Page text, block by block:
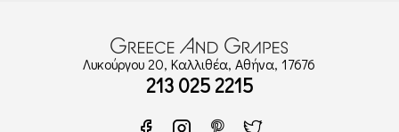
Λυκούργου 20, Καλλιθέα, Αθήνα, 17676
213 025 2215